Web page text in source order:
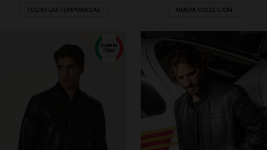
TALLAS DISPONIBLES
TODAS LAS TEMPORADAS NUEVA COLECCIÓN